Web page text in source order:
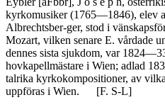
kyrkomusiker (1765—1846), elev
Albrechtsber-ger, stod i
Mozart, vilken senare E. vårdade
dennes sista sjukdom, var
hovkapellmästare i Wien; adlad
talrika kyrkokompositioner, av
uppföras i Wien.	[F. S-L]